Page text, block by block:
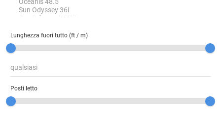
Lunghezza fuori tutto (ft / m)
Posti letto